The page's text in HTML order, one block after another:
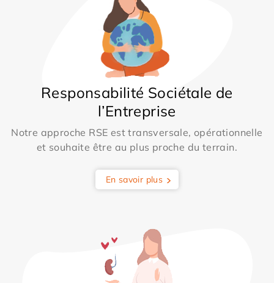
Responsabilité Sociétale de
l’Entreprise
Notre approche RSE est transversale, opérationnelle
et souhaite être au plus proche du terrain.
En savoir plus